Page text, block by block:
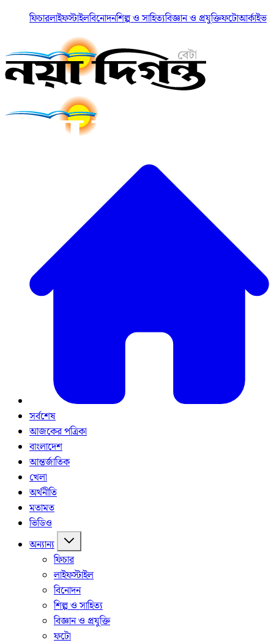
ফিচারলাইফস্টাইলবিনোদনশিল্প ও সাহিত্যবিজ্ঞান ও প্রযুক্তিফটোআর্কাইভ
সর্বশেষ
আজকের পত্রিকা
বাংলাদেশ
আন্তর্জাতিক
খেলা
অর্থনীতি
মতামত
ভিডিও
অন্যান্য
ফিচার
লাইফস্টাইল
বিনোদন
শিল্প ও সাহিত্য
বিজ্ঞান ও প্রযুক্তি
ফটো